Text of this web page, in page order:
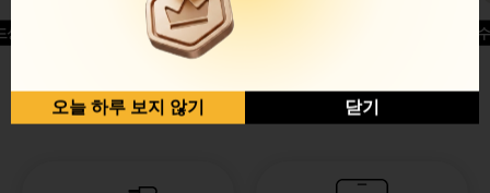
글윙
반반순살[레드+허니]
허니옥
오늘 하루 보지 않기 닫기